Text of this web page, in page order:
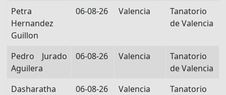
Petra
Hernandez
Guillon
06-08-26 Valencia
Tanatorio
de Valencia
Pedro Jurado
Aguilera
06-08-26 Valencia
Tanatorio
de Valencia
Dasharatha
06-08-26 Valencia
Tanatorio